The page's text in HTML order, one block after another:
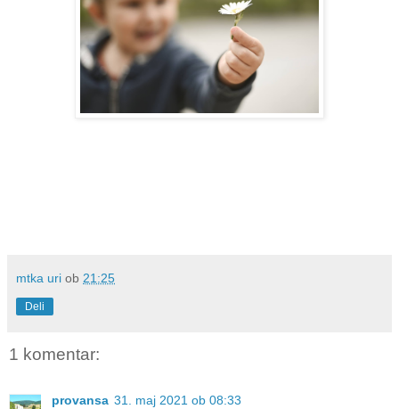
mtka uri ob 21:25
Deli
1 komentar:
provansa 31. maj 2021 ob 08:33